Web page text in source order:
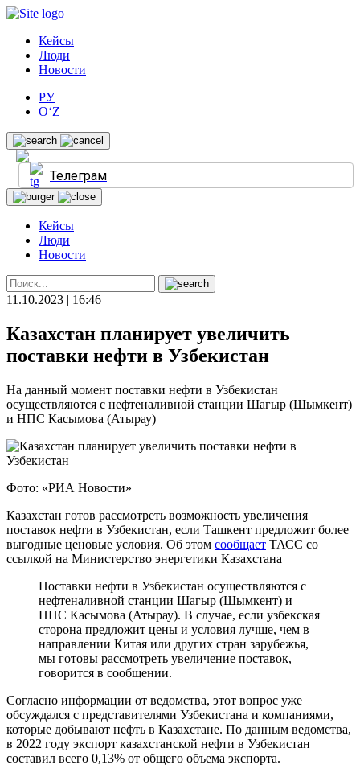
Кейсы
Люди
Новости
РУ
O‘Z
Телеграм
Кейсы
Люди
Новости
11.10.2023 | 16:46
Казахстан планирует увеличить
поставки нефти в Узбекистан
На данный момент поставки нефти в Узбекистан
осуществляются с нефтеналивной станции Шагыр (Шымкент)
и НПС Касымова (Атырау)
Фото: «РИА Новости»
Казахстан готов рассмотреть возможность увеличения
поставок нефти в Узбекистан, если Ташкент предложит более
выгодные ценовые условия. Об этом сообщает ТАСС со
ссылкой на Министерство энергетики Казахстана
Поставки нефти в Узбекистан осуществляются с
нефтеналивной станции Шагыр (Шымкент) и
НПС Касымова (Атырау). В случае, если узбекская
сторона предложит цены и условия лучше, чем в
направлении Китая или других стран зарубежья,
мы готовы рассмотреть увеличение поставок, —
говорится в сообщении.
Согласно информации от ведомства, этот вопрос уже
обсуждался с представителями Узбекистана и компаниями,
которые добывают нефть в Казахстане. По данным ведомства,
в 2022 году экспорт казахстанской нефти в Узбекистан
составил всего 0,13% от общего объема экспорта.